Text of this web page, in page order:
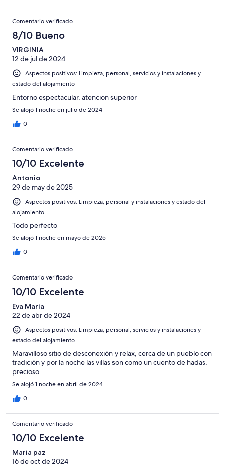
Comentario verificado
8/10 Bueno
VIRGINIA
12 de jul de 2024
Aspectos positivos: Limpieza, personal, servicios y instalaciones y
estado del alojamiento
Entorno espectacular, atencion superior
Se alojó 1 noche en julio de 2024
0
Comentario verificado
10/10 Excelente
Antonio
29 de may de 2025
Aspectos positivos: Limpieza, personal y instalaciones y estado del
alojamiento
Todo perfecto
Se alojó 1 noche en mayo de 2025
0
Comentario verificado
10/10 Excelente
Eva María
22 de abr de 2024
Aspectos positivos: Limpieza, personal, servicios y instalaciones y
estado del alojamiento
Maravilloso sitio de desconexión y relax, cerca de un pueblo con
tradición y por la noche las villas son como un cuento de hadas,
precioso.
Se alojó 1 noche en abril de 2024
0
Comentario verificado
10/10 Excelente
Maria paz
16 de oct de 2024